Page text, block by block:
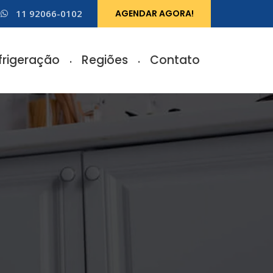
11 92066-0102 AGENDAR AGORA!
Regiões Contato